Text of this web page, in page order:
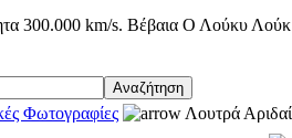
300.000 km/s. Βέβαια Ο Λούκυ
Φωτογραφίες
Λουτρά